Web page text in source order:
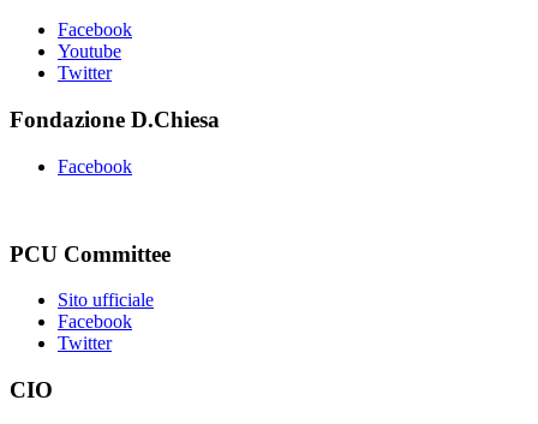
Facebook
Youtube
Twitter
Fondazione D.Chiesa
Facebook
PCU Committee
Sito ufficiale
Facebook
Twitter
CIO